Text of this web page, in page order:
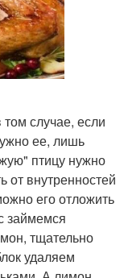
случае, если
ее, лишь
птицу нужно
от внутренностей
его отложить
займемся
тщательно
удаляем